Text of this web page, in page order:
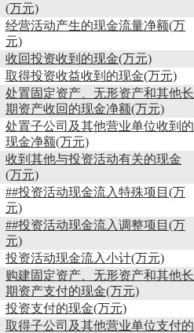
(万元)
经营活动产生的现金流量净额(万
元)
收回投资收到的现金(万元)
取得投资收益收到的现金(万元)
处置固定资产、无形资产和其他长
期资产收回的现金净额(万元)
处置子公司及其他营业单位收到的
现金净额(万元)
收到其他与投资活动有关的现金
(万元)
##投资活动现金流入特殊项目(万
元)
##投资活动现金流入调整项目(万
元)
投资活动现金流入小计(万元)
购建固定资产、无形资产和其他长
期资产支付的现金(万元)
投资支付的现金(万元)
取得子公司及其他营业单位支付的